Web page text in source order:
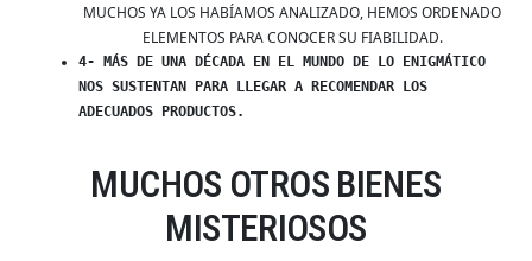
MUCHOS YA LOS HABÍAMOS ANALIZADO, HEMOS ORDENADO
ELEMENTOS PARA CONOCER SU FIABILIDAD.
4- MÁS DE UNA DÉCADA EN EL MUNDO DE LO ENIGMÁTICO
NOS SUSTENTAN PARA LLEGAR A RECOMENDAR LOS
ADECUADOS PRODUCTOS.
MUCHOS OTROS BIENES
MISTERIOSOS